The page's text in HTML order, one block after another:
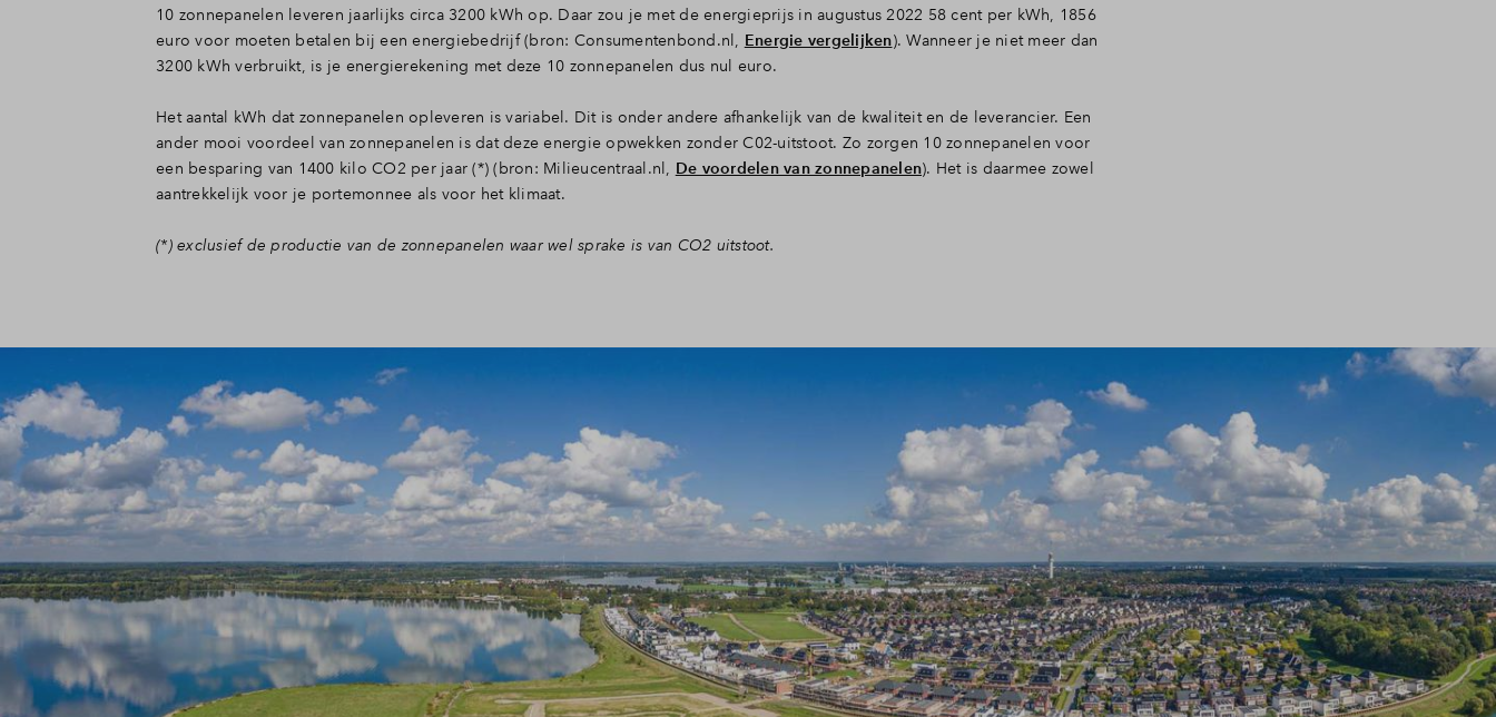
10 zonnepanelen leveren jaarlijks circa 3200 kWh op. Daar zou je met de energieprijs in augustus 2022 58 cent per kWh, 1856
euro voor moeten betalen bij een energiebedrijf (bron: Consumentenbond.nl, Energie vergelijken). Wanneer je niet meer dan
3200 kWh verbruikt, is je energierekening met deze 10 zonnepanelen dus nul euro.
Het aantal kWh dat zonnepanelen opleveren is variabel. Dit is onder andere afhankelijk van de kwaliteit en de leverancier. Een
ander mooi voordeel van zonnepanelen is dat deze energie opwekken zonder C02-uitstoot. Zo zorgen 10 zonnepanelen voor
een besparing van 1400 kilo CO2 per jaar (*) (bron: Milieucentraal.nl, De voordelen van zonnepanelen). Het is daarmee zowel
aantrekkelijk voor je portemonnee als voor het klimaat.
(*) exclusief de productie van de zonnepanelen waar wel sprake is van CO2 uitstoot.